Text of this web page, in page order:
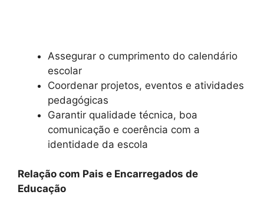
Assegurar o cumprimento do calendário
escolar
Coordenar projetos, eventos e atividades
pedagógicas
Garantir qualidade técnica, boa
comunicação e coerência com a
identidade da escola
Relação com Pais e Encarregados de
Educação